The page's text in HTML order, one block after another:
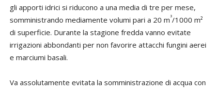
gli apporti idrici si riducono a una media di tre per mese,
somministrando mediamente volumi pari a 20 m³/1000 m²
di superficie. Durante la stagione fredda vanno evitate
irrigazioni abbondanti per non favorire attacchi fungini aerei
e marciumi basali.
Va assolutamente evitata la somministrazione di acqua con